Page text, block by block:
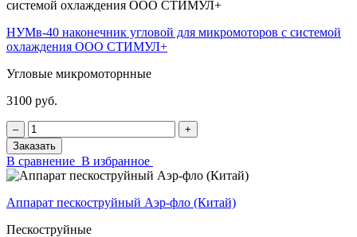
НУМв-40 наконечник угловой для микромоторов с системой
охлаждения ООО СТИМУЛ+
Угловые микромоторнные
3100 руб.
‒
+
Заказать
В сравнение В избранное
Аппарат пескоструйный Аэр-фло (Китай)
Пескоструйные